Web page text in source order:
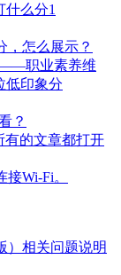
么分1
，怎么展示？
——职业素养维
低印象分
？
有的文章都打开
Wi-Fi。
）相关问题说明